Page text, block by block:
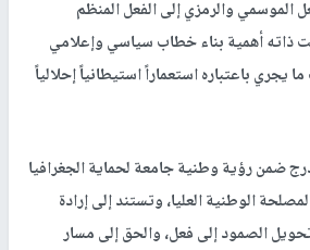
الموسمي والرمزي إلى الفعل المنظم
ذاته أهمية بناء خطاب سياسي وإعلامي
باعتباره استعماراً استيطانياً إحلالياً
ضمن رؤية وطنية جامعة لحماية الجغرافيا
الوطنية العليا، وتستند إلى إرادة
الصمود إلى فعل، والحق إلى مسار